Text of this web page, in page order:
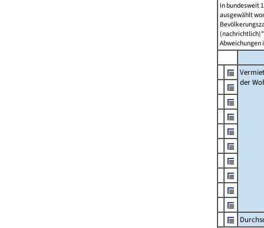
In bundesweit
ausgewählt
Abweichungen
der